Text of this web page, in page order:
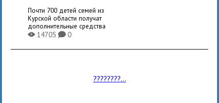
Почти 700 детей семей из
Курской области получат
дополнительные средства
X14705K0
????????...